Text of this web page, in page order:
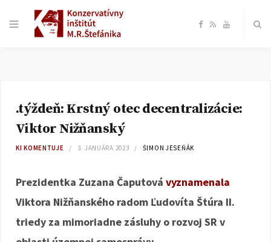
F
e
o
R Y
T
e
.týždeň: Krstný otec decentralizácie:
Viktor Nižňanský
KI KOMENTUJE 3. JANUÁRA 2023 ŠIMON JESEŇÁK
Prezidentka Zuzana Čaputová vyznamenala
Viktora Nižňanského radom Ľudovíta Štúra II.
triedy za mimoriadne zásluhy o rozvoj SR v